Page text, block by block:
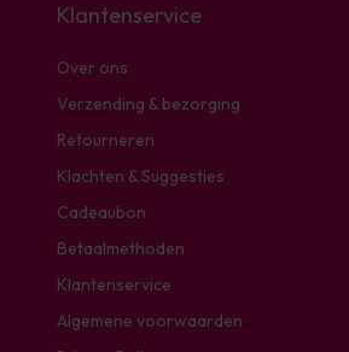
Klantenservice
Over ons
Verzending & bezorging
Retourneren
Klachten & Suggesties
Cadeaubon
Betaalmethoden
Klantenservice
Algemene voorwaarden